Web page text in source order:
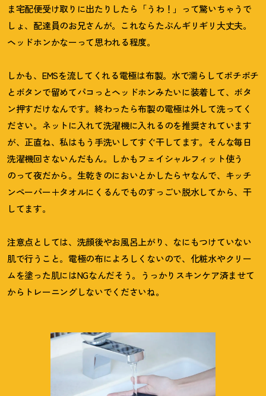
ま宅配便受け取りに出たりしたら「うわ ！ 」って驚いちゃうで
しょ、配達員のお兄さんが。これならたぶんギリギリ大丈夫。
ヘッドホンかなーって思われる程度。
しかも、EMSを流してくれる電極は布製。水で濡らしてポチポチ
とボタンで留めてパコっとヘッドホンみたいに装着して、ボタ
ン押すだけなんです。終わったら布製の電極は外して洗ってく
ださい。ネットに入れて洗濯機に入れるのを推奨されています
が、正直ね、私はもう手洗いしてすぐ干してます。そんな毎日
洗濯機回さないんだもん。しかもフェイシャルフィット使う
のって夜だから。生乾きのにおいとかしたらヤなんで、キッチ
ンペーパー＋タオルにくるんでものすっごい脱水してから、干
してます。
注意点としては、洗顔後やお風呂上がり、なにもつけていない
肌で行うこと。電極の布によろしくないので、化粧水やクリー
ムを塗った肌にはNGなんだそう。うっかりスキンケア済ませて
からトレーニングしないでくださいね。